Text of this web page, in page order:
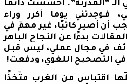
الـ “المَدرنة”. أحسست دائمًا
فـوجدتني يوما أكرر وراء
أن أصير كاتبًا، غير مهمّ في
بدءًا عن النجاح الباهر
في مجال عملي، ليس قبل
التصحيح اللغوي، ودفعت!
اقتباس من الغرب متّخذًا